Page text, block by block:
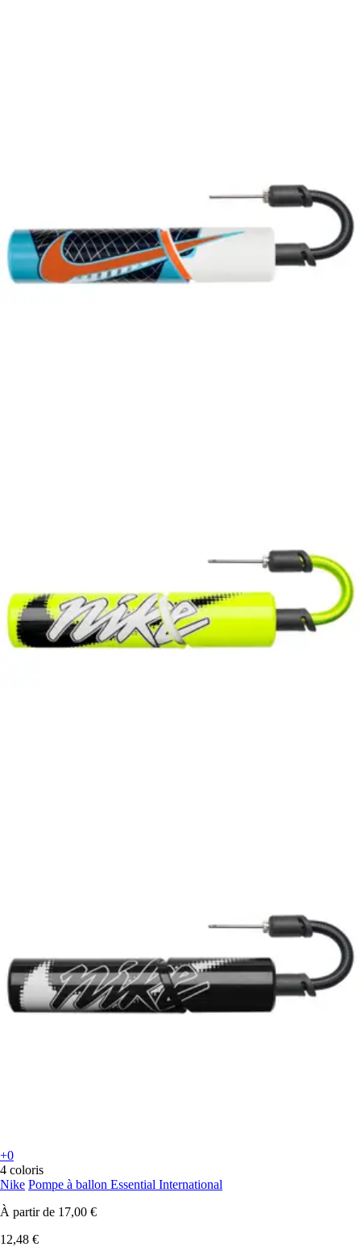
+0
4 coloris
Nike Pompe à ballon Essential International
À partir de 17,00 €
12,48 €